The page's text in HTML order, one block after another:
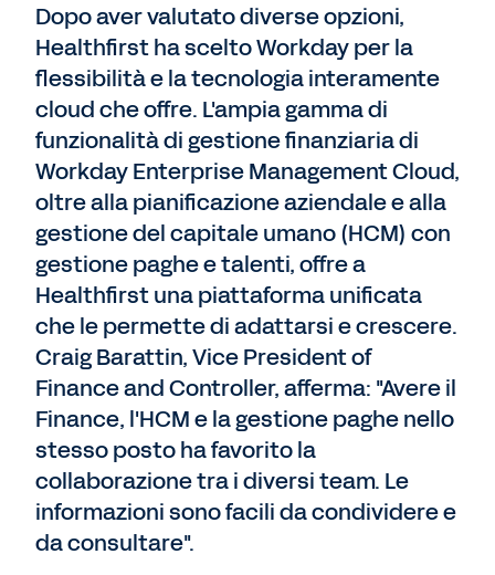
Dopo aver valutato diverse opzioni,
Healthfirst ha scelto Workday per la
flessibilità e la tecnologia interamente
cloud che offre. L'ampia gamma di
funzionalità di gestione finanziaria di
Workday Enterprise Management Cloud,
oltre alla pianificazione aziendale e alla
gestione del capitale umano (HCM) con
gestione paghe e talenti, offre a
Healthfirst una piattaforma unificata
che le permette di adattarsi e crescere.
Craig Barattin, Vice President of
Finance and Controller, afferma: "Avere il
Finance, l'HCM e la gestione paghe nello
stesso posto ha favorito la
collaborazione tra i diversi team. Le
informazioni sono facili da condividere e
da consultare".